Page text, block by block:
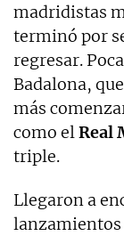
madridistas
terminó por
regresar.
Badalona,
más
como elReal
triple.
Llegaron a
lanzamientos